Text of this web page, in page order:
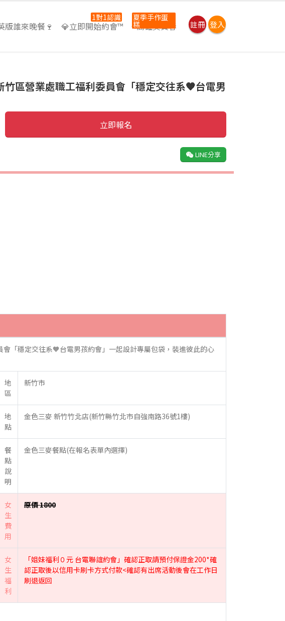
版誰來晚餐🍷 💎立即開始約會™
1對1認識
⭐高雄吳寶春
夏季手作蛋
糕 註冊 登入
區營業處職工福利委員會「穩定交往系🧡台電男
立即報名
LINE分享
「穩定交往系🧡台電男孩約會」一起設計專屬包袋，裝進彼此的心
地
區
新竹市
地
點
金色三麥 新竹竹北店(新竹縣竹北市自強南路36號1樓)
餐
點
說
明
金色三麥餐點(在報名表單內選擇)
女
生
費
用
原價 1800
女
生
福
利
「姐妹福利０元 台電聯誼約會」確認正取請預付保證金200*確
認正取後以信用卡刷卡方式付款<確認有出席活動後會在工作日
刷退返回